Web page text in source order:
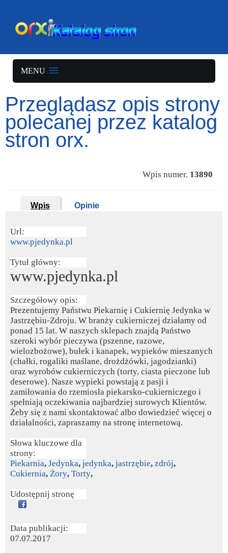
MENU
Przeglądasz opis strony
polecanej przez katalog
stron orx.
Wpis numer. 13890
Wpis Opinie
Url:
www.pjedynka.pl
Tytuł główny:
www.pjedynka.pl
Szczegółowy opis:
Prezentujemy Państwu Piekarnię i Cukiernię Jedynka w
Jastrzębiu-Zdroju. W branży cukierniczej działamy od
ponad 15 lat. W naszych sklepach znajdą Państwo
szeroki wybór pieczywa (pszenne, razowe,
wielozbożowe), bułek i kanapek, wypieków mieszanych
(chałki, rogaliki maślane, drożdżówki, jagodzianki)
oraz wyrobów cukierniczych (torty, ciasta pieczone lub
deserowe). Nasze wypieki powstają z pasji i
zamiłowania do rzemiosła piekarsko-cukierniczego i
spełniają oczekiwania najbardziej surowych Klientów.
Żeby się z nami skontaktować albo dowiedzieć więcej o
działalności, zapraszamy na stronę internetową.
Słowa kluczowe dla
strony:
Piekarnia, Jedynka, jedynka, jastrzębie, zdrój,
Cukiernia, Żory, Torty,
Udostępnij stronę
Data publikacji:
07.07.2017